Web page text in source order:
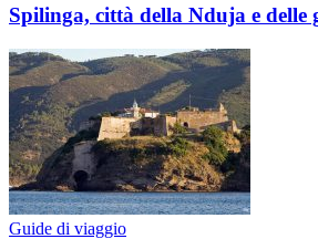
Spilinga, città della Nduja e delle
Guide di viaggio